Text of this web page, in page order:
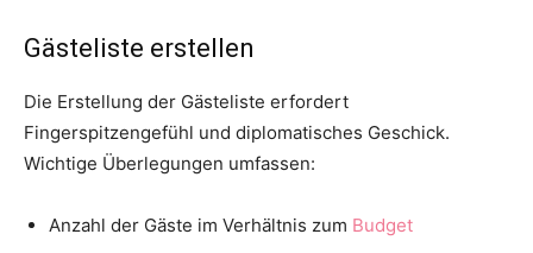
Gästeliste erstellen
Die Erstellung der Gästeliste erfordert
Fingerspitzengefühl und diplomatisches Geschick.
Wichtige Überlegungen umfassen:
Anzahl der Gäste im Verhältnis zum Budget